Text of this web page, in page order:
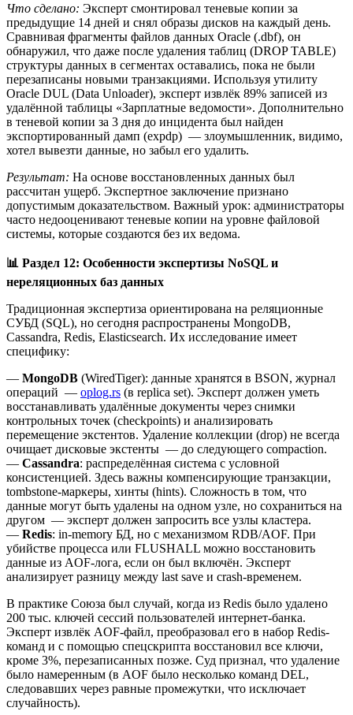
Что сделано: Эксперт смонтировал теневые копии за
предыдущие 14 дней и снял образы дисков на каждый день.
Сравнивая фрагменты файлов данных Oracle (.dbf), он
обнаружил, что даже после удаления таблиц (DROP TABLE)
структуры данных в сегментах оставались, пока не были
перезаписаны новыми транзакциями. Используя утилиту
Oracle DUL (Data Unloader), эксперт извлёк 89% записей из
удалённой таблицы «Зарплатные ведомости». Дополнительно
в теневой копии за 3 дня до инцидента был найден
экспортированный дамп (expdp) — злоумышленник, видимо,
хотел вывезти данные, но забыл его удалить.
Результат: На основе восстановленных данных был
рассчитан ущерб. Экспертное заключение признано
допустимым доказательством. Важный урок: администраторы
часто недооценивают теневые копии на уровне файловой
системы, которые создаются без их ведома.
📊 Раздел 12: Особенности экспертизы NoSQL и
нереляционных баз данных
Традиционная экспертиза ориентирована на реляционные
СУБД (SQL), но сегодня распространены MongoDB,
Cassandra, Redis, Elasticsearch. Их исследование имеет
специфику:
— MongoDB (WiredTiger): данные хранятся в BSON, журнал
операций — oplog.rs (в replica set). Эксперт должен уметь
восстанавливать удалённые документы через снимки
контрольных точек (checkpoints) и анализировать
перемещение экстентов. Удаление коллекции (drop) не всегда
очищает дисковые экстенты — до следующего compaction.
— Cassandra: распределённая система с условной
консистенцией. Здесь важны компенсирующие транзакции,
tombstone-маркеры, хинты (hints). Сложность в том, что
данные могут быть удалены на одном узле, но сохраниться на
другом — эксперт должен запросить все узлы кластера.
— Redis: in-memory БД, но с механизмом RDB/AOF. При
убийстве процесса или FLUSHALL можно восстановить
данные из AOF-лога, если он был включён. Эксперт
анализирует разницу между last save и crash-временем.
В практике Союза был случай, когда из Redis было удалено
200 тыс. ключей сессий пользователей интернет-банка.
Эксперт извлёк AOF-файл, преобразовал его в набор Redis-
команд и с помощью спецскрипта восстановил все ключи,
кроме 3%, перезаписанных позже. Суд признал, что удаление
было намеренным (в AOF было несколько команд DEL,
следовавших через равные промежутки, что исключает
случайность).